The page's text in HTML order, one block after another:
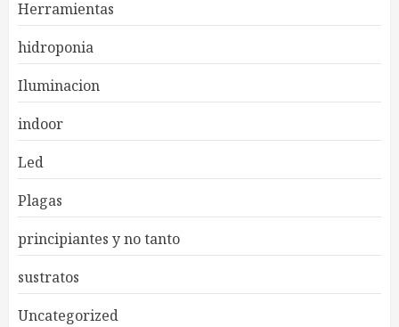
Herramientas
hidroponia
Iluminacion
indoor
Led
Plagas
principiantes y no tanto
sustratos
Uncategorized